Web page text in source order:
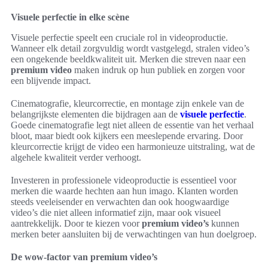
Visuele perfectie in elke scène
Visuele perfectie speelt een cruciale rol in videoproductie.
Wanneer elk detail zorgvuldig wordt vastgelegd, stralen video’s
een ongekende beeldkwaliteit uit. Merken die streven naar een
premium video maken indruk op hun publiek en zorgen voor
een blijvende impact.
Cinematografie, kleurcorrectie, en montage zijn enkele van de
belangrijkste elementen die bijdragen aan de visuele perfectie.
Goede cinematografie legt niet alleen de essentie van het verhaal
bloot, maar biedt ook kijkers een meeslepende ervaring. Door
kleurcorrectie krijgt de video een harmonieuze uitstraling, wat de
algehele kwaliteit verder verhoogt.
Investeren in professionele videoproductie is essentieel voor
merken die waarde hechten aan hun imago. Klanten worden
steeds veeleisender en verwachten dan ook hoogwaardige
video’s die niet alleen informatief zijn, maar ook visueel
aantrekkelijk. Door te kiezen voorpremium video’s kunnen
merken beter aansluiten bij de verwachtingen van hun doelgroep.
De wow-factor van premium video’s